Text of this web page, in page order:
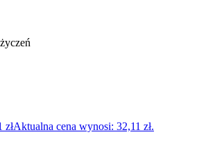
złAktualna cena wynosi: 32,11 zł.